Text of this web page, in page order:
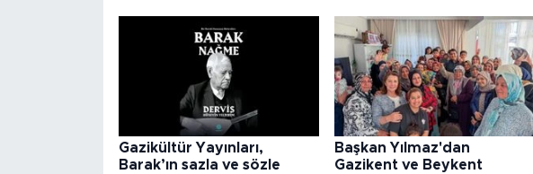
Gazikültür Yayınları,
Barak’ın sazla ve sözle
Başkan Yılmaz'dan
Gazikent ve Beykent